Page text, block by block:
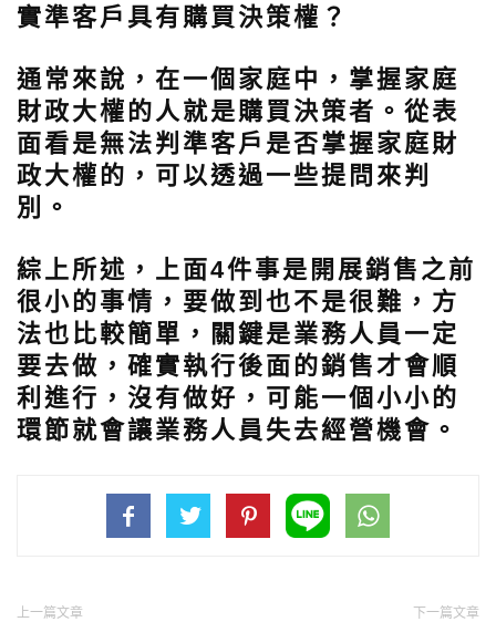
實準客戶具有購買決策權？
通常來說，在一個家庭中，掌握家庭
財政大權的人就是購買決策者。從表
面看是無法判準客戶是否掌握家庭財
政大權的，可以透過一些提問來判
別。
綜上所述，上面4件事是開展銷售之前
很小的事情，要做到也不是很難，方
法也比較簡單，關鍵是業務人員一定
要去做，確實執行後面的銷售才會順
利進行，沒有做好，可能一個小小的
環節就會讓業務人員失去經營機會。
上一篇文章 下一篇文章